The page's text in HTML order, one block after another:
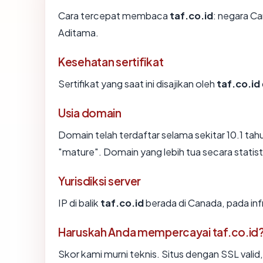
Cara tercepat membaca taf.co.id: negara
Aditama.
Kesehatan sertifikat
Sertifikat yang saat ini disajikan oleh taf.co.id
Usia domain
Domain telah terdaftar selama sekitar 10.1
"mature". Domain yang lebih tua secara
Yurisdiksi server
IP di balik taf.co.idberada di Canada, pada
Haruskah Anda mempercayai
Skor kami murni teknis. Situs dengan SSL